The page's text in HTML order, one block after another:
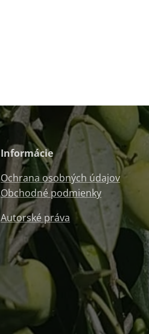
Informácie
Ochrana osobných údajov
Obchodné podmienky
Autorské práva